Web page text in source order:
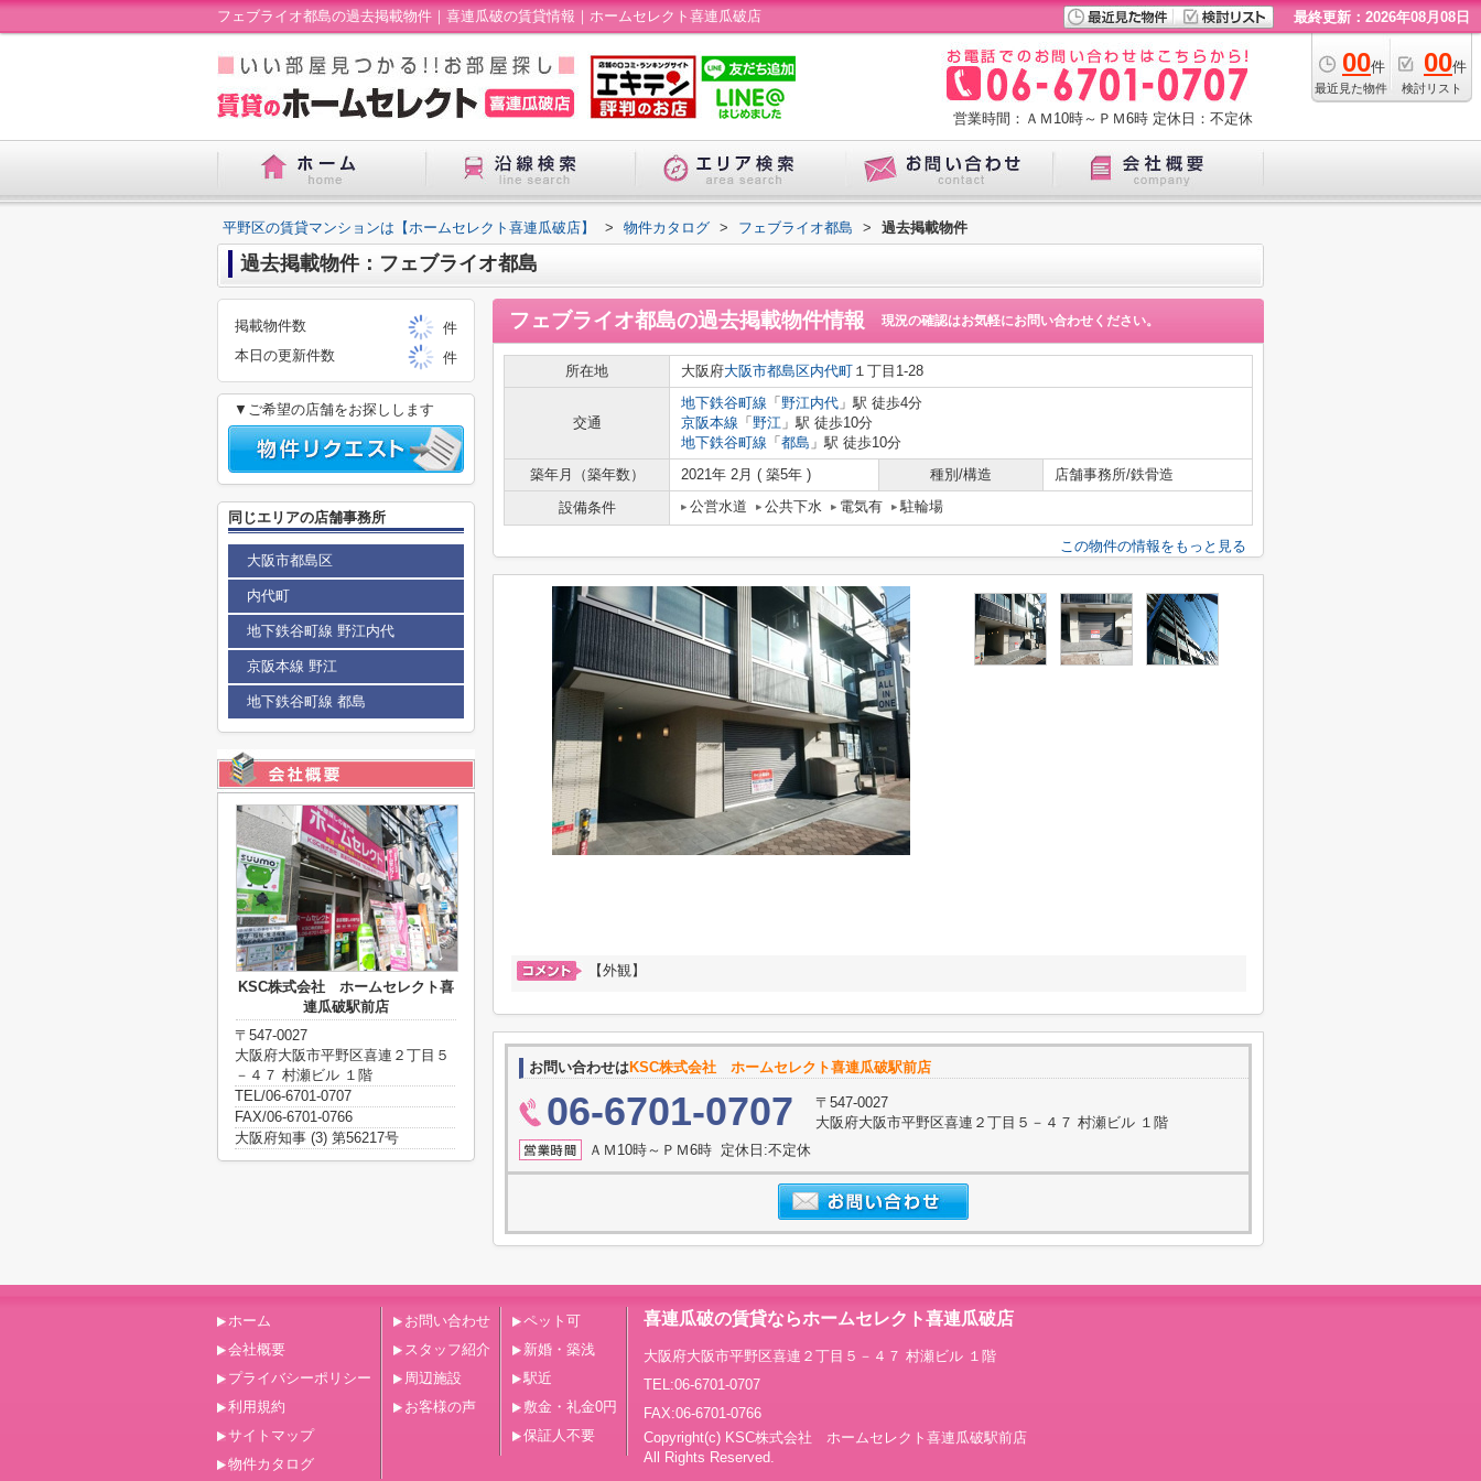
フェブライオ都島の過去掲載物件｜喜連瓜破の賃貸情報｜ホームセレクト喜連瓜破店 最終更新：2026年08月08日
00件
最近見た物件
00件
検討リスト
営業時間：ＡＭ10時～ＰＭ6時 定休日：不定休
平野区の賃貸マンションは【ホームセレクト喜連瓜破店】 > 物件カタログ > フェブライオ都島 > 過去掲載物件
過去掲載物件：フェブライオ都島
フェブライオ都島の過去掲載物件情報 現況の確認はお気軽にお問い合わせください。
所在地 大阪府大阪市都島区内代町 １丁目1-28
交通
地下鉄谷町線 「 野江内代 」駅 徒歩4分
京阪本線 「 野江 」駅 徒歩10分
地下鉄谷町線 「 都島 」駅 徒歩10分
築年月（築年数）
2021年 2月 ( 築5年 ) 種別/構造
店舗事務所/鉄骨造
設備条件
公営水道 公共下水 電気有 駐輪場
この物件の情報をもっと見る
【外観】
お問い合わせはKSC株式会社 ホームセレクト喜連瓜破駅前店
06-6701-0707
〒547-0027
大阪府大阪市平野区喜連２丁目５－４７ 村瀬ビル １階
ＡＭ10時～ＰＭ6時 定休日:不定休
掲載物件数
件
本日の更新件数
件
▼ご希望の店舗をお探しします
同じエリアの店舗事務所
大阪市都島区
内代町
地下鉄谷町線 野江内代
京阪本線 野江
地下鉄谷町線 都島
KSC株式会社 ホームセレクト喜
連瓜破駅前店
〒547-0027
大阪府大阪市平野区喜連２丁目５
－４７ 村瀬ビル １階
TEL/06-6701-0707
FAX/06-6701-0766
大阪府知事 (3) 第56217号
ホーム
会社概要
プライバシーポリシー
利用規約
サイトマップ
物件カタログ
お問い合わせ
スタッフ紹介
周辺施設
お客様の声
ペット可
新婚・築浅
駅近
敷金・礼金0円
保証人不要
喜連瓜破の賃貸ならホームセレクト喜連瓜破店
大阪府大阪市平野区喜連２丁目５－４７ 村瀬ビル １階
TEL:06-6701-0707
FAX:06-6701-0766
Copyright(c) KSC株式会社 ホームセレクト喜連瓜破駅前店
All Rights Reserved.